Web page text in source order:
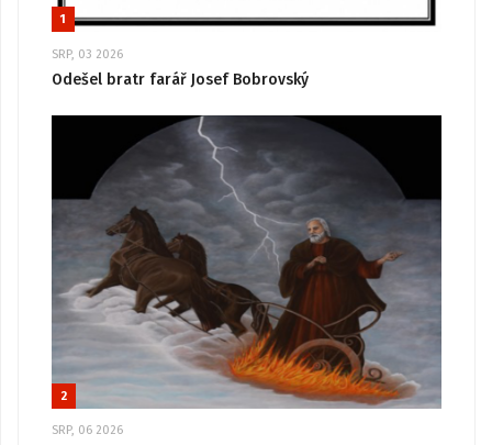
1
SRP, 03 2026
Odešel bratr farář Josef Bobrovský
2
SRP, 06 2026